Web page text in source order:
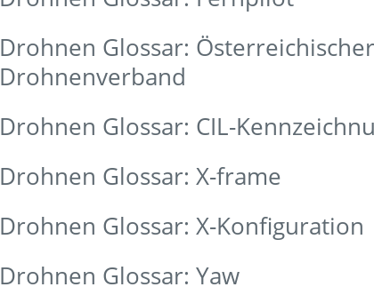
Drohnen Glossar: Österreichischer
Drohnenverband
Drohnen Glossar: CIL-
Drohnen Glossar: X-frame
Drohnen Glossar: X-Konfiguration
Drohnen Glossar: Yaw